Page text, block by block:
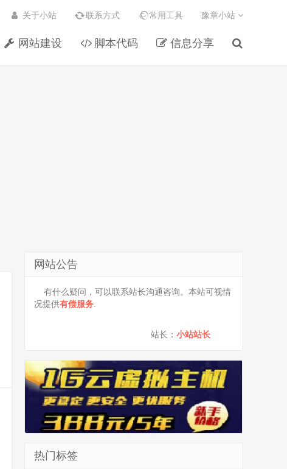
网站建设 脚本代码 信息分享
关于小站 联系方式 常用工具 豫章小站
网站公告
有什么疑问，可以联系站长沟通咨询。本站可视情
况提供有偿服务.
站长： 小站站长
热门标签